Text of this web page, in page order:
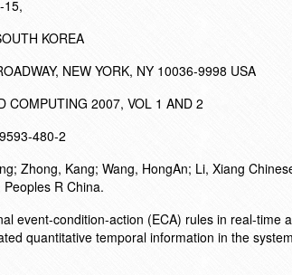
15,
KOREA
NEW YORK, NY 10036-9998 USA
COMPUTING 2007, VOL 1 AND 2
480-2
Zhong, Kang; Wang, HongAn; Li, Xiang
Peoples R China.
event-condition-action (ECA) rules in real-time
quantitative temporal information in the